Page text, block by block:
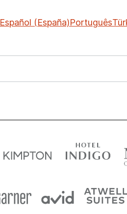
Español (España)Português